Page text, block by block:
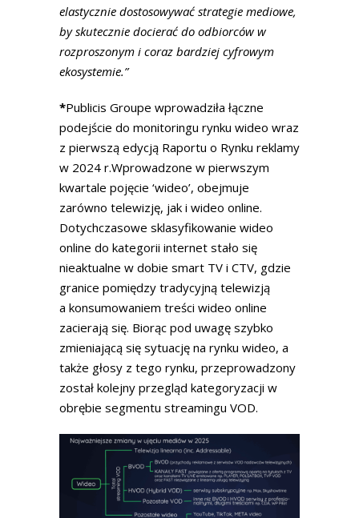
elastycznie dostosowywać strategie mediowe,
by skutecznie docierać do odbiorców w
rozproszonym i coraz bardziej cyfrowym
ekosystemie.”
*Publicis Groupe wprowadziła łączne
podejście do monitoringu rynku wideo wraz
z pierwszą edycją Raportu o Rynku reklamy
w 2024 r.Wprowadzone w pierwszym
kwartale pojęcie ‘wideo’, obejmuje
zarówno telewizję, jak i wideo online.
Dotychczasowe sklasyfikowanie wideo
online do kategorii internet stało się
nieaktualne w dobie smart TV i CTV, gdzie
granice pomiędzy tradycyjną telewizją
a konsumowaniem treści wideo online
zacierają się. Biorąc pod uwagę szybko
zmieniającą się sytuację na rynku wideo, a
także głosy z tego rynku, przeprowadzony
został kolejny przegląd kategoryzacji w
obrębie segmentu streamingu VOD.